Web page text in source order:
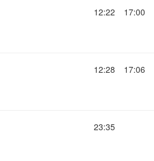
12:22 17:00
12:28 17:06
23:35